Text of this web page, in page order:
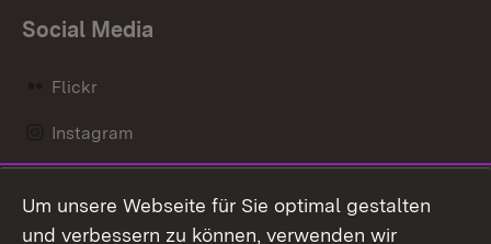
Social Media
Flickr
Instagram
Mastodon
Um unsere Webseite für Sie optimal gestalten
und verbessern zu können, verwenden wir